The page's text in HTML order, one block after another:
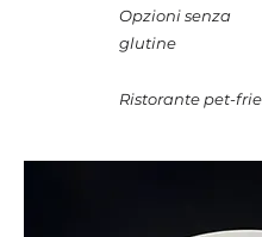
Opzioni senza
glutine
Ristorante pet-